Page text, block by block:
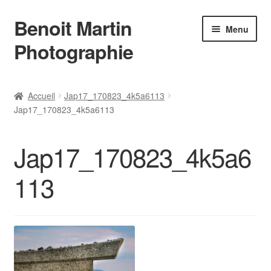
Aller
à
la
Aller
au
contenu
Benoit Martin
Photographie
Menu
Actualités
Contact
L’auteur
Accueil
Jap17_170823_4k5a6113
Jap17_170823_4k5a6113
Jap17_170823_4k5a6
113